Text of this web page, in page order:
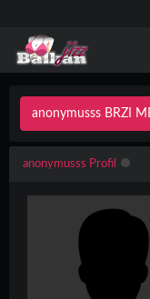
anonymusss BRZI
anonymusss Profil